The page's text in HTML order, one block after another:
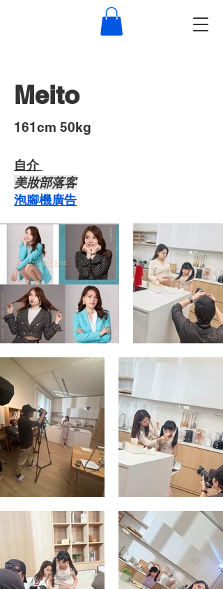
Meito
​161cm 50kg
自介 ​
​美妝部落客
​泡腳機廣告